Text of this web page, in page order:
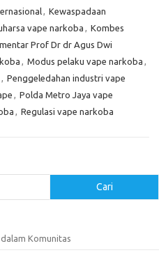
, Kewaspadaan
vape narkoba , Kombes
Prof Dr dr Agus Dwi
, Modus pelaku vape narkoba ,
, Penggeledahan industri vape
, Polda Metro Jaya vape
, Regulasi vape narkoba
Cari
Komunitas